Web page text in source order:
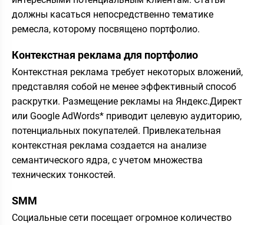
должны касаться непосредственно тематике
ремесла, которому посвящено портфолио.
Контекстная реклама для портфолио
Контекстная реклама требует некоторых вложений,
представляя собой не менее эффективный способ
раскрутки. Размещение рекламы на Яндекс.Директ
или Google AdWords* приводит целевую аудиторию,
потенциальных покупателей. Привлекательная
контекстная реклама создается на анализе
семантического ядра, с учетом множества
технических тонкостей.
SMM
Социальные сети посещает огромное количество